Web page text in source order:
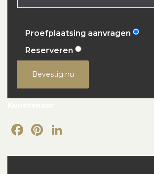
Proefplaatsing aanvragen
Reserveren
Bevestig nu
Facebook
Pinterest